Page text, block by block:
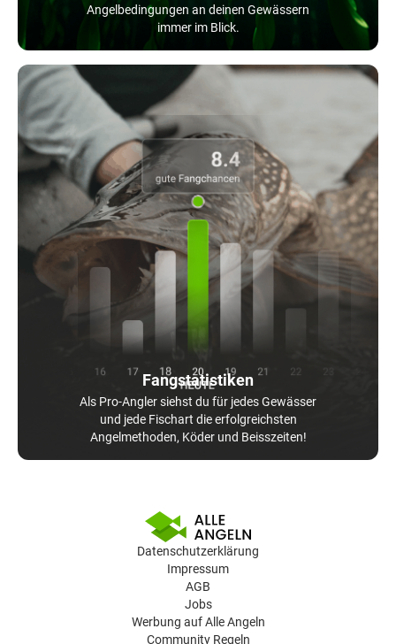
Angelbedingungen an deinen Gewässern
immer im Blick.
Fangstatistiken
Als Pro-Angler siehst du für jedes Gewässer
und jede Fischart die erfolgreichsten
Angelmethoden, Köder und Beisszeiten!
Datenschutzerklärung
Impressum
AGB
Jobs
Werbung auf Alle Angeln
Community Regeln